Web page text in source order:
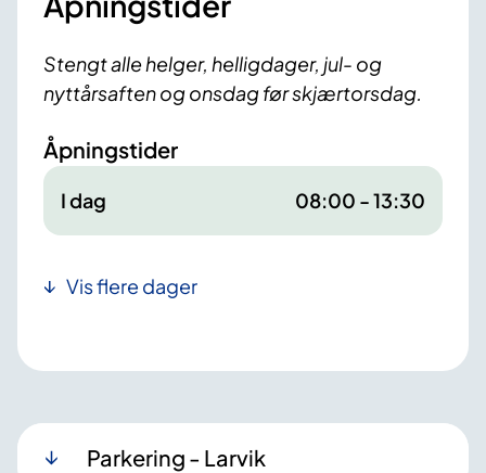
Stengt alle helger, helligdager, jul- og
nyttårsaften og onsdag før skjærtorsdag.
Åpningstider
I dag 08:00 - 13:30
Vis flere dager
Parkering - Larvik